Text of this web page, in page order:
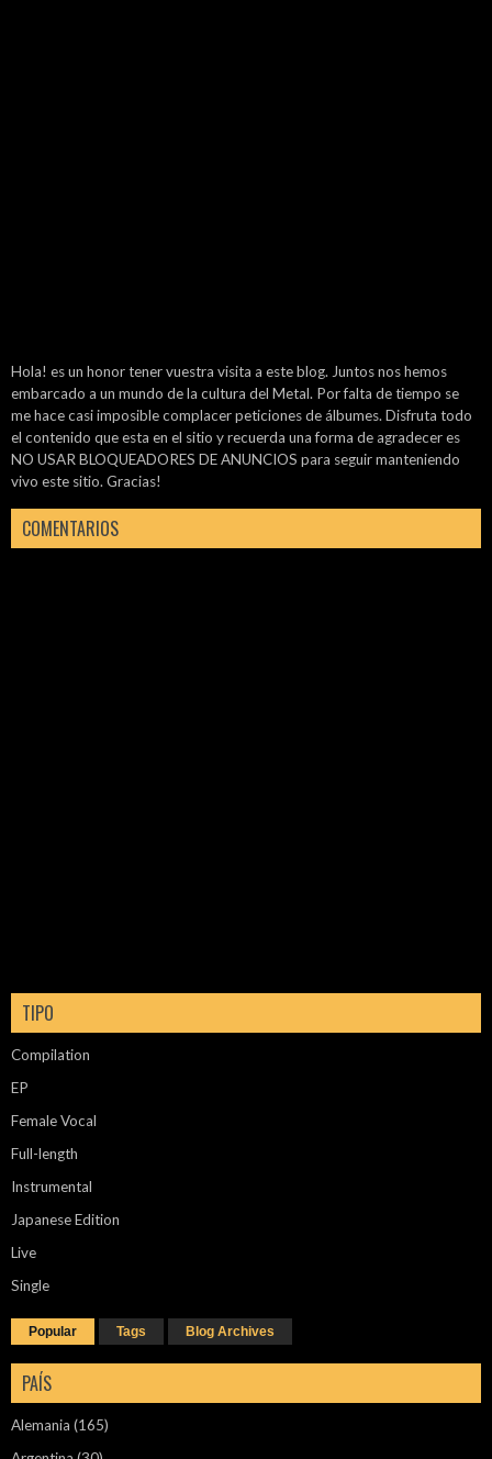
Hola! es un honor tener vuestra visita a este blog. Juntos nos hemos
embarcado a un mundo de la cultura del Metal. Por falta de tiempo se
me hace casi imposible complacer peticiones de álbumes. Disfruta todo
el contenido que esta en el sitio y recuerda una forma de agradecer es
NO USAR BLOQUEADORES DE ANUNCIOS para seguir manteniendo
vivo este sitio. Gracias!
COMENTARIOS
TIPO
Compilation
EP
Female Vocal
Full-length
Instrumental
Japanese Edition
Live
Single
Popular Tags Blog Archives
PAÍS
Alemania (165)